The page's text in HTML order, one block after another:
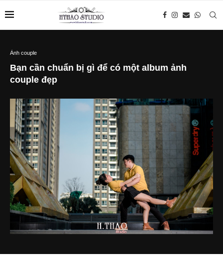
Ảnh couple
Bạn cần chuẩn bị gì để có một album ảnh
couple đẹp